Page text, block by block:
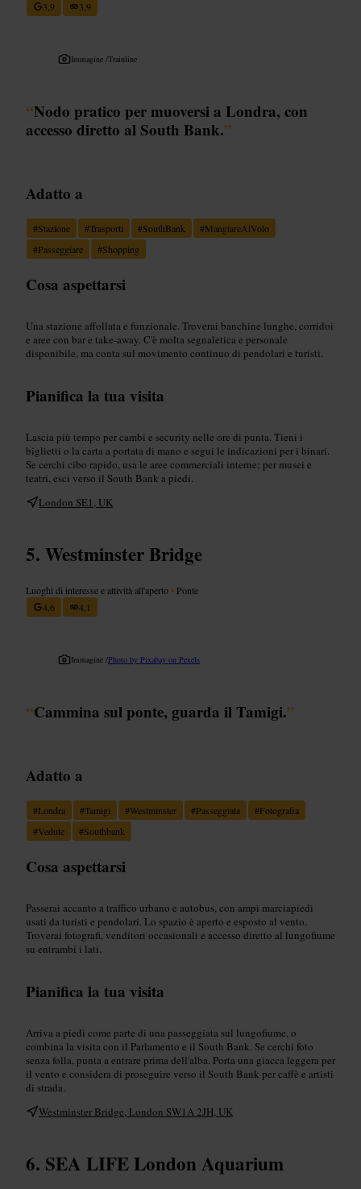
3,9 3,9
Immagine /Trainline
“Nodo pratico per muoversi a Londra, con
accesso diretto al South Bank.”
Adatto a
#Stazione #Trasporti #SouthBank #MangiareAlVolo
#Passeggiare #Shopping
Cosa aspettarsi
Una stazione affollata e funzionale. Troverai banchine lunghe, corridoi
e aree con bar e take-away. C'è molta segnaletica e personale
disponibile, ma conta sul movimento continuo di pendolari e turisti.
Pianifica la tua visita
Lascia più tempo per cambi e security nelle ore di punta. Tieni i
biglietti o la carta a portata di mano e segui le indicazioni per i binari.
Se cerchi cibo rapido, usa le aree commerciali interne; per musei e
teatri, esci verso il South Bank a piedi.
London SE1, UK
Westminster Bridge
Luoghi di interesse e attività all'aperto • Ponte
4,6
4,1
Immagine /Photo by Pixabay on Pexels
“Cammina sul ponte, guarda il Tamigi.”
Adatto a
#Londra #Tamigi #Westminster #Passeggiata #Fotografia
#Vedute #Southbank
Cosa aspettarsi
Passerai accanto a traffico urbano e autobus, con ampi marciapiedi
usati da turisti e pendolari. Lo spazio è aperto e esposto al vento.
Troverai fotografi, venditori occasionali e accesso diretto al lungofiume
su entrambi i lati.
Pianifica la tua visita
Arriva a piedi come parte di una passeggiata sul lungofiume, o
combina la visita con il Parlamento e il South Bank. Se cerchi foto
senza folla, punta a entrare prima dell'alba. Porta una giacca leggera per
il vento e considera di proseguire verso il South Bank per caffè e artisti
di strada.
Westminster Bridge, London SW1A 2JH, UK
SEA LIFE London Aquarium